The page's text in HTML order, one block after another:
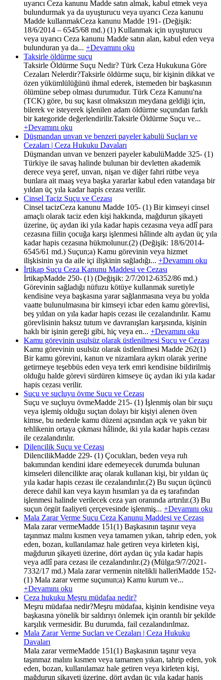
uyarıcı Ceza kanunu Madde satın almak, kabul etmek veya
bulundurmak ya da uyuşturucu veya uyarıcı Ceza kanunu
Madde kullanmakCeza kanunu Madde 191- (Değişik:
18/6/2014 – 6545/68 md.) (1) Kullanmak için uyuşturucu
veya uyarıcı Ceza kanunu Madde satın alan, kabul eden veya
bulunduran ya da... +Devamını oku
Taksirle öldürme suçu
Taksirle Öldürme Suçu Nedir? Türk Ceza Hukukuna Göre
Cezaları Nelerdir?Taksirle öldürme suçu, bir kişinin dikkat ve
özen yükümlülüğünü ihmal ederek, istemeden bir başkasının
ölümüne sebep olması durumudur. Türk Ceza Kanunu'na
(TCK) göre, bu suç kasıt olmaksızın meydana geldiği için,
bilerek ve isteyerek işlenilen adam öldürme suçundan farklı
bir kategoride değerlendirilir.Taksirle Öldürme Suçu ve...
+Devamını oku
Düşmandan unvan ve benzeri payeler kabulü Suçları ve
Cezaları | Ceza Hukuku Davaları
Düşmandan unvan ve benzeri payeler kabulüMadde 325- (1)
Türkiye ile savaş halinde bulunan bir devletten akademik
derece veya şeref, unvan, nişan ve diğer fahri rütbe veya
bunlara ait maaş veya başka yararlar kabul eden vatandaşa bir
yıldan üç yıla kadar hapis cezası verilir.
Cinsel Taciz Suçu ve Cezası
Cinsel tacizCeza kanunu Madde 105- (1) Bir kimseyi cinsel
amaçlı olarak taciz eden kişi hakkında, mağdurun şikayeti
üzerine, üç aydan iki yıla kadar hapis cezasına veya adlî para
cezasına fiilin çocuğa karşı işlenmesi hâlinde altı aydan üç yıla
kadar hapis cezasına hükmolunur.(2) (Değişik: 18/6/2014-
6545/61 md.) Suçun;a) Kamu görevinin veya hizmet
ilişkisinin ya da aile içi ilişkinin sağladığı... +Devamını oku
İrtikap Suçu Ceza Kanunu Maddesi ve Cezası
İrtikapMadde 250- (1) (Değişik: 2/7/2012-6352/86 md.)
Görevinin sağladığı nüfuzu kötüye kullanmak suretiyle
kendisine veya başkasına yarar sağlanmasına veya bu yolda
vaatte bulunulmasına bir kimseyi icbar eden kamu görevlisi,
beş yıldan on yıla kadar hapis cezası ile cezalandırılır. Kamu
görevlisinin haksız tutum ve davranışları karşısında, kişinin
haklı bir işinin gereği gibi, hiç veya en... +Devamını oku
Kamu görevinin usulsüz olarak üstlenilmesi Suçu ve Cezası
Kamu görevinin usulsüz olarak üstlenilmesi Madde 262(1)
Bir kamu görevini, kanun ve nizamlara aykırı olarak yerine
getirmeye teşebbüs eden veya terk emri kendisine bildirilmiş
olduğu halde görevi sürdüren kimseye üç aydan iki yıla kadar
hapis cezası verilir.
Suçu ve suçluyu övme Suçu ve Cezası
Suçu ve suçluyu övmeMadde 215- (1) İşlenmiş olan bir suçu
veya işlemiş olduğu suçtan dolayı bir kişiyi alenen öven
kimse, bu nedenle kamu düzeni açısından açık ve yakın bir
tehlikenin ortaya çıkması hâlinde, iki yıla kadar hapis cezası
ile cezalandırılır.
Dilencilik Suçu ve Cezası
DilencilikMadde 229- (1) Çocukları, beden veya ruh
bakımından kendini idare edemeyecek durumda bulunan
kimseleri dilencilikte araç olarak kullanan kişi, bir yıldan üç
yıla kadar hapis cezası ile cezalandırılır.(2) Bu suçun üçüncü
derece dahil kan veya kayın hısımları ya da eş tarafından
işlenmesi halinde verilecek ceza yarı oranında artırılır.(3) Bu
suçun örgüt faaliyeti çerçevesinde işlenmiş... +Devamını oku
Mala Zarar Verme Suçu Ceza Kanunu Maddesi ve Cezası
Mala zarar vermeMadde 151(1) Başkasının taşınır veya
taşınmaz malını kısmen veya tamamen yıkan, tahrip eden, yok
eden, bozan, kullanılamaz hale getiren veya kirleten kişi,
mağdurun şikayeti üzerine, dört aydan üç yıla kadar hapis
veya adlî para cezası ile cezalandırılır.(2) (Mülga:9/7/2021-
7332/17 md.) Mala zarar vermenin nitelikli halleriMadde 152-
(1) Mala zarar verme suçunun;a) Kamu kurum ve...
+Devamını oku
Ceza hukuku Meşru müdafaa nedir?
Meşru müdafaa nedir?Meşru müdafaa, kişinin kendisine veya
başkasına yönelik bir saldırıyı önlemek için orantılı bir şekilde
karşılık vermesidir. Bu durumda, fail cezalandırılmaz.
Mala Zarar Verme Suçları ve Cezaları | Ceza Hukuku
Davaları
Mala zarar vermeMadde 151(1) Başkasının taşınır veya
taşınmaz malını kısmen veya tamamen yıkan, tahrip eden, yok
eden, bozan, kullanılamaz hale getiren veya kirleten kişi,
mağdurun şikayeti üzerine, dört aydan üç yıla kadar hapis